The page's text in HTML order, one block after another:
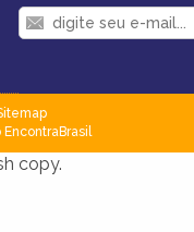
copy.